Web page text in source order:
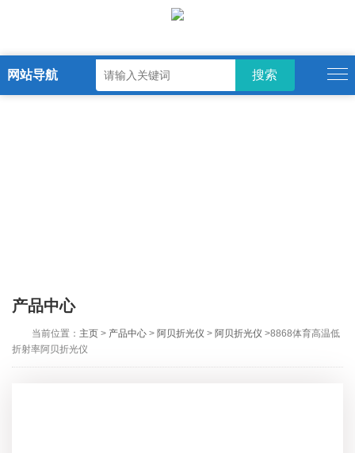
网站导航
产品中心
当前位置： 主页 > 产品中心 > 阿贝折光仪 > 阿贝折光仪 >8868体育高温低
折射率阿贝折光仪